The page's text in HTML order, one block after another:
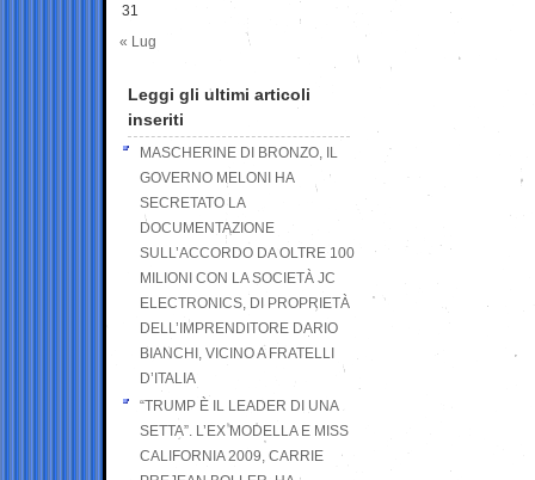
31
« Lug
Leggi gli ultimi articoli
inseriti
MASCHERINE DI BRONZO, IL
GOVERNO MELONI HA
SECRETATO LA
DOCUMENTAZIONE
SULL’ACCORDO DA OLTRE 100
MILIONI CON LA SOCIETÀ JC
ELECTRONICS, DI PROPRIETÀ
DELL’IMPRENDITORE DARIO
BIANCHI, VICINO A FRATELLI
D’ITALIA
“TRUMP È IL LEADER DI UNA
SETTA”. L’EX MODELLA E MISS
CALIFORNIA 2009, CARRIE